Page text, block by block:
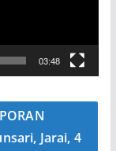
03:48
Jarai, 4